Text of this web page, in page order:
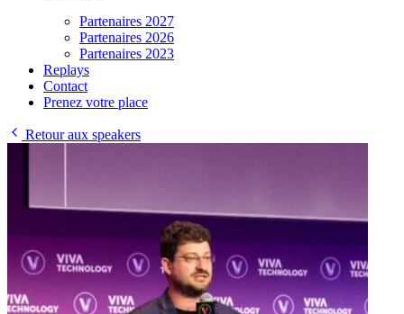
Partenaires 2027
Partenaires 2026
Partenaires 2023
Replays
Contact
Prenez votre place
Retour aux speakers